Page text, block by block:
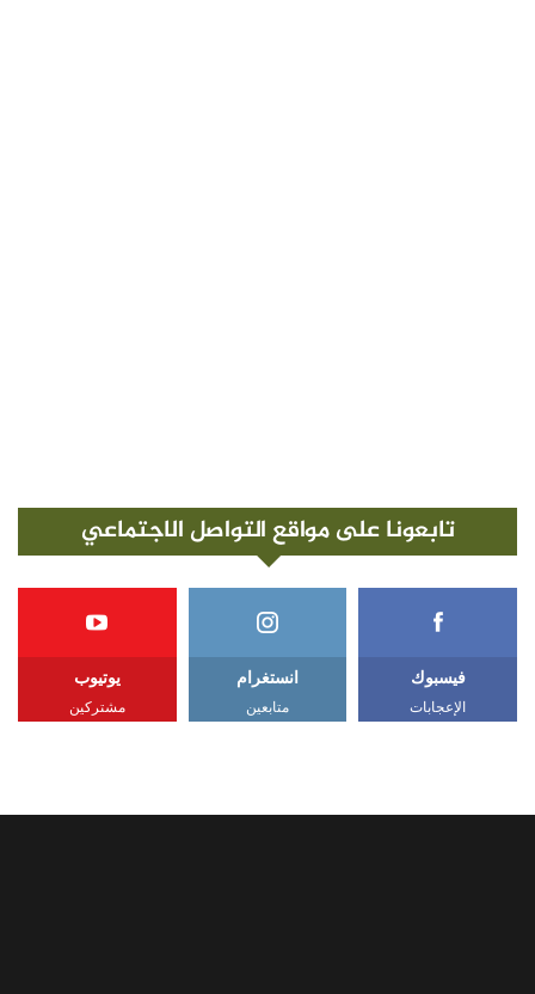
تابعونا على مواقع التواصل الاجتماعي
فيسبوك
الإعجابات
انستغرام
متابعين
يوتيوب
مشتركين